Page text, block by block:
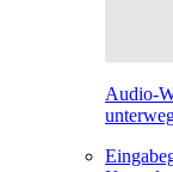
Audio-